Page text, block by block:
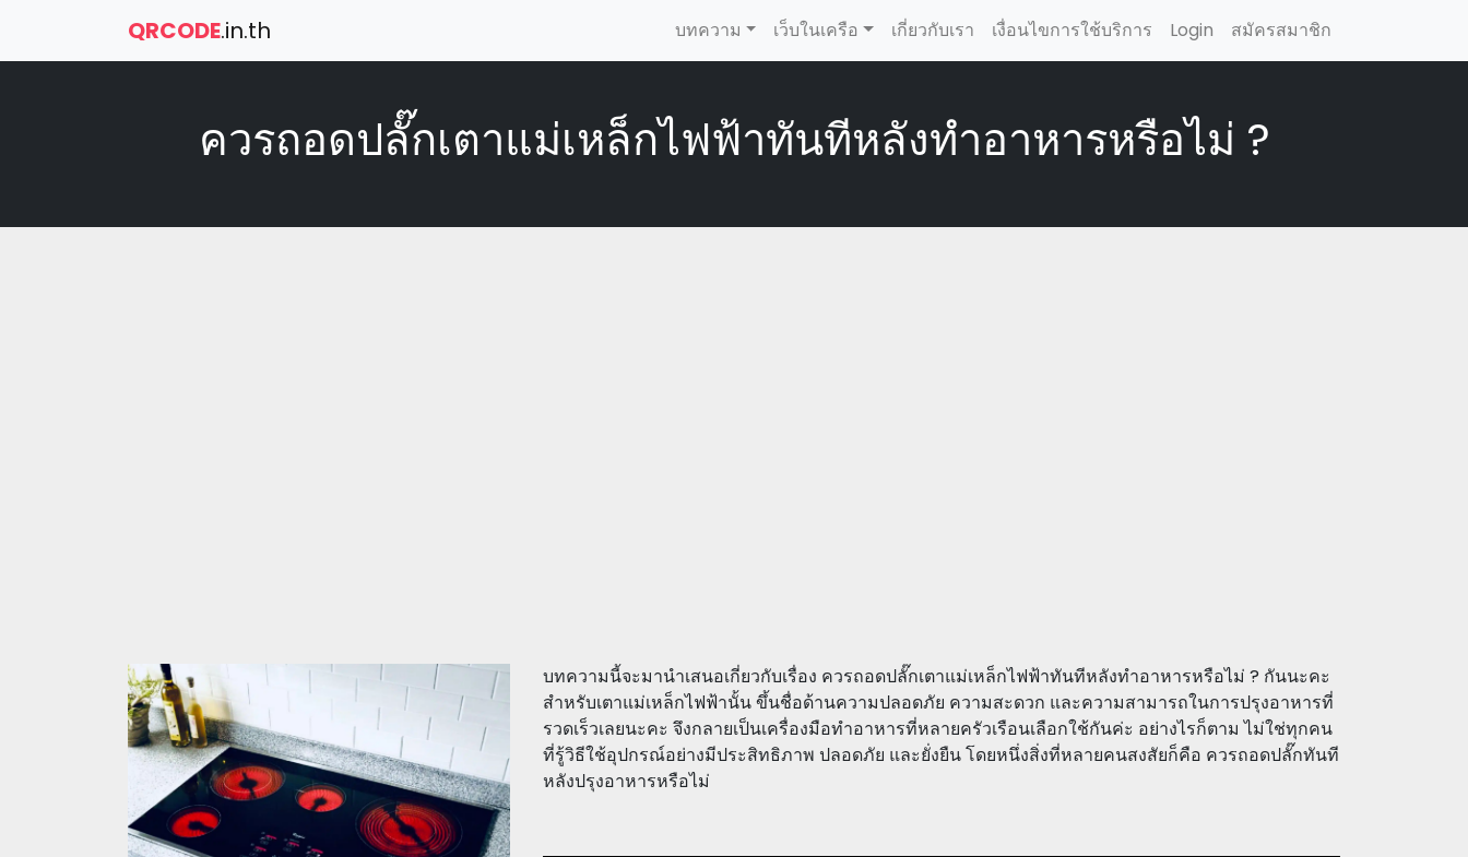
QRCODE.in.th บทความ เว็บในเครือ เกี่ยวกับเรา เงื่อนไขการใช้บริการ Login สมัครสมาชิก
ควรถอดปลั๊กเตาแม่เหล็กไฟฟ้าทันทีหลังทำอาหารหรือไม่ ?
บทความนี้จะมานำเสนอเกี่ยวกับเรื่อง ควรถอดปลั๊กเตาแม่เหล็กไฟฟ้าทันทีหลังทำอาหารหรือไม่ ? กันนะคะ
สำหรับเตาแม่เหล็กไฟฟ้านั้น ขึ้นชื่อด้านความปลอดภัย ความสะดวก และความสามารถในการปรุงอาหารที่
รวดเร็วเลยนะคะ จึงกลายเป็นเครื่องมือทำอาหารที่หลายครัวเรือนเลือกใช้กันค่ะ อย่างไรก็ตาม ไม่ใช่ทุกคน
ที่รู้วิธีใช้อุปกรณ์อย่างมีประสิทธิภาพ ปลอดภัย และยั่งยืน โดยหนึ่งสิ่งที่หลายคนสงสัยก็คือ ควรถอดปลั๊กทันที
หลังปรุงอาหารหรือไม่